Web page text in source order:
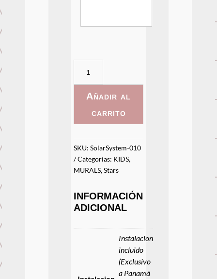
010
cantidad
Añadir al
carrito
SKU:SolarSystem-010
Categorías: KIDS,
MURALS,Stars
INFORMACIÓN
ADICIONAL
Instalacion
incluido
(Exclusivo
a Panamá